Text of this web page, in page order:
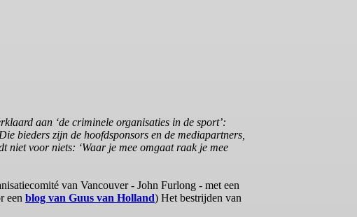
aan ‘de criminele organisaties in de sport’:
bieders zijn de hoofdsponsors en de mediapartners,
voor niets: ‘Waar je mee omgaat raak je mee
van Vancouver - John Furlong - met een
een blog van Guus van Holland) Het bestrijden van